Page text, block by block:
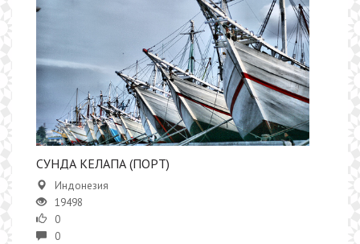
СУНДА КЕЛАПА (ПОРТ)
Индонезия
19498
0
0